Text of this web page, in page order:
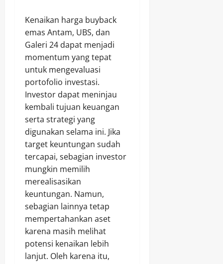
Kenaikan harga buyback
emas Antam, UBS, dan
Galeri 24 dapat menjadi
momentum yang tepat
untuk mengevaluasi
portofolio investasi.
Investor dapat meninjau
kembali tujuan keuangan
serta strategi yang
digunakan selama ini. Jika
target keuntungan sudah
tercapai, sebagian investor
mungkin memilih
merealisasikan
keuntungan. Namun,
sebagian lainnya tetap
mempertahankan aset
karena masih melihat
potensi kenaikan lebih
lanjut. Oleh karena itu,